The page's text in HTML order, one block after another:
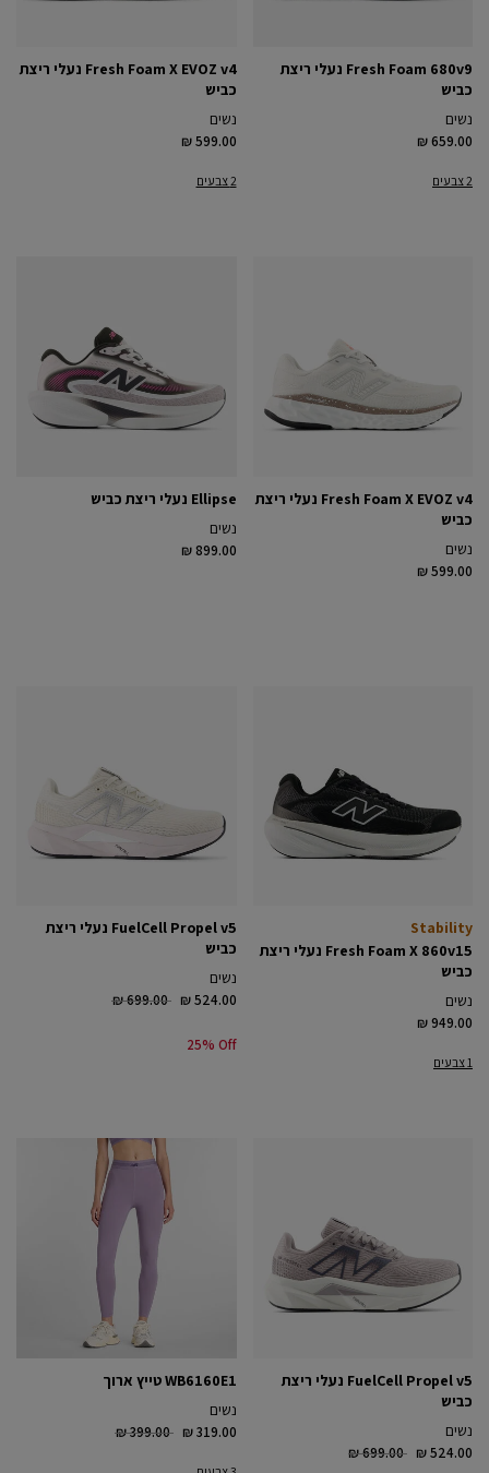
Fresh Foam 680v9 נעלי ריצת
כביש
נשים
₪ 659.00
2 צבעים
Fresh Foam X EVOZ v4 נעלי ריצת
כביש
נשים
₪ 599.00
2 צבעים
Fresh Foam X EVOZ v4 נעלי ריצת
כביש
נשים
₪ 599.00
Ellipse נעלי ריצת כביש
נשים
₪ 899.00
Stability
Fresh Foam X 860v15 נעלי ריצת
כביש
נשים
₪ 949.00
1 צבעים
FuelCell Propel v5 נעלי ריצת
כביש
נשים
Price reduced from
₪ 699.00 to₪ 524.00
25% Off
FuelCell Propel v5 נעלי ריצת
כביש
נשים
Price reduced from
₪ 699.00 to₪ 524.00
WB6160E1 טייץ ארוך
נשים
Price reduced from
₪ 399.00 to₪ 319.00